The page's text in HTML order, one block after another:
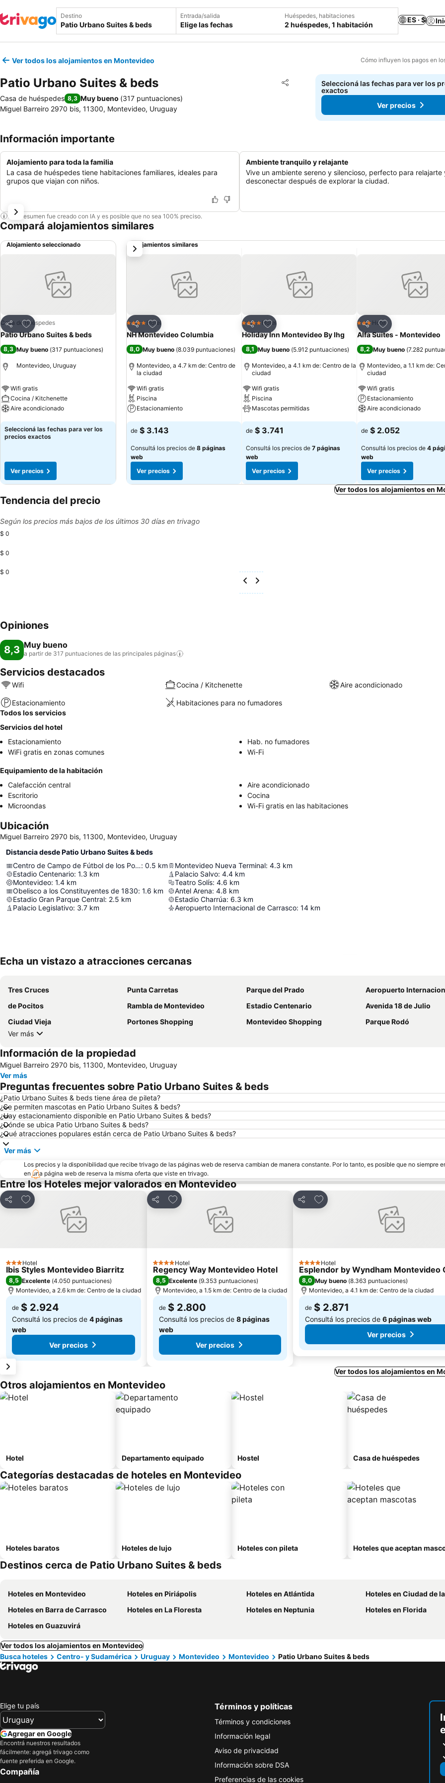
Destino Entrada/salida
Elige las fechas
Huéspedes, habitaciones
2 huéspedes, 1 habitación
ES · $
Ver todos los alojamientos en Montevideo Cómo influyen los pagos en
Patio Urbano Suites & beds Compartir
Añadir a favoritos
Casa de huéspedes 8,3 Muy bueno (317 puntuaciones)
Miguel Barreiro 2970 bis, 11300, Montevideo, Uruguay
Seleccioná las fechas para ver los
exactos
Ver precios
Información importante
Alojamiento para toda la familia
La casa de huéspedes tiene habitaciones familiares, ideales para
grupos que viajan con niños.
Ambiente tranquilo y relajante
Vive un ambiente sereno y silencioso, perfecto para relajarte
desconectar después de explorar la ciudad.
Este resumen fue creado con IA y es posible que no sea 100% preciso.
Compará alojamientos similares
Alojamiento seleccionado
Compartir
Añadir a favoritos
Casa de huéspedes
Patio Urbano Suites & beds
8,3 Muy bueno (317 puntuaciones)
Montevideo, Uruguay
Wifi gratis
Cocina / Kitchenette
Aire acondicionado
Ver precios
Seleccioná las fechas para ver los
precios exactos
Ver precios
Alojamientos similares
Compartir
Añadir a favoritos
4 EstrellasHotel
NH Montevideo Columbia
8,0 Muy bueno (8.039 puntuaciones)
Montevideo, a 4.7 km de: Centro de
la ciudad
Wifi gratis
Piscina
Estacionamiento
Ver precios
de $ 3.143
Consultá los precios de 8 páginas
web
Ver precios
Compartir
Añadir a favoritos
4 EstrellasHotel
Holiday Inn Montevideo By Ihg
8,1 Muy bueno (5.912 puntuaciones)
Montevideo, a 4.1 km de: Centro de la
ciudad
Wifi gratis
Piscina
Mascotas permitidas
Ver precios
de $ 3.741
Consultá los precios de 7 páginas
web
Ver precios
Compartir
Añadir a favoritos
3 Estrellas
Hotel
Alfa Suites - Montevideo
8,2 Muy bueno (7.282
Montevideo, a 1.1 km de:
ciudad
Wifi gratis
Estacionamiento
Aire acondicionado
Ver precios
de $ 2.052
Consultá los precios de 4
web
Ver precios
siguiente
Ver todos los alojamientos en
Tendencia del precio
Según los precios más bajos de los últimos 30 días en trivago
$ 0
$ 0
$ 0
Opiniones
8,3 Muy bueno
a partir de 317 puntuaciones de las principales páginas
Servicios destacados
Wifi Cocina / Kitchenette Aire acondicionado
Estacionamiento
Habitaciones para no fumadores
Todos los servicios
Servicios del hotel
Estacionamiento
Hab. no fumadores
WiFi gratis en zonas comunes
Wi-Fi
Equipamiento de la habitación
Calefacción central
Aire acondicionado
Escritorio
Cocina
Microondas
Wi-Fi gratis en las habitaciones
Ubicación
Miguel Barreiro 2970 bis, 11300, Montevideo, Uruguay
Distancia desde Patio Urbano Suites & beds
Centro de Campo de Fútbol de los Pocitos: 0.5 km
Estadio Centenario: 1.3 km
Montevideo: 1.4 km
Obelisco a los Constituyentes de 1830: 1.6 km
Estadio Gran Parque Central: 2.5 km
Palacio Legislativo: 3.7 km
Montevideo Nueva Terminal: 4.3 km
Palacio Salvo: 4.4 km
Teatro Solís: 4.6 km
Antel Arena: 4.8 km
Estadio Charrúa: 6.3 km
Aeropuerto Internacional de Carrasco: 14 km
Echa un vistazo a atracciones cercanas
Tres Cruces Punta Carretas Parque del Prado
Aeropuerto Internacional de Carrasco General
de Pocitos
Rambla de Montevideo Estadio Centenario
Avenida 18 de Julio
Ciudad Vieja
Portones Shopping Montevideo Shopping
Parque Rodó
Ver más
Información de la propiedad
Miguel Barreiro 2970 bis, 11300, Montevideo, Uruguay
Ver más
Preguntas frecuentes sobre Patio Urbano Suites & beds
¿Patio Urbano Suites & beds tiene área de pileta?
¿Se permiten mascotas en Patio Urbano Suites & beds?
¿Hay estacionamiento disponible en Patio Urbano Suites & beds?
¿Dónde se ubica Patio Urbano Suites & beds?
¿Qué atracciones populares están cerca de Patio Urbano Suites & beds?
Ver más
Los precios y la disponibilidad que recibe trivago de las páginas web de reserva cambian de manera constante. Por lo tanto, es posible que no siempre
en una página web de reserva la misma oferta que viste en trivago.
Entre los Hoteles mejor valorados en Montevideo
Compartir
Añadir a favoritos
3 Estrellas
Hotel
Ibis Styles Montevideo Biarritz
8,5 Excelente (4.050 puntuaciones)
Montevideo, a 2.6 km de: Centro de la ciudad
de $ 2.924
Consultá los precios de 4 páginas
web
Ver precios
Compartir
Añadir a favoritos
4 Estrellas
Hotel
Regency Way Montevideo Hotel
8,5 Excelente (9.353 puntuaciones)
Montevideo, a 1.5 km de: Centro de la ciudad
de $ 2.800
Consultá los precios de 8 páginas
web
Ver precios
Compartir
Añadir a favoritos
4 Estrellas
Hotel
Esplendor by Wyndham Montevideo
8,0 Muy bueno (8.363 puntuaciones)
Montevideo, a 4.1 km de: Centro de la ciudad
de $ 2.871
Consultá los precios de 6 páginas web
Ver precios
Ver todos los alojamientos en
Otros alojamientos en Montevideo
Hotel Departamento equipado Hostel Casa de huéspedes
Categorías destacadas de hoteles en Montevideo
Hoteles baratos Hoteles de lujo Hoteles con pileta Hoteles que aceptan
Destinos cerca de Patio Urbano Suites & beds
Hoteles en Montevideo Hoteles en Piriápolis Hoteles en Atlántida
Hoteles en Ciudad de
Hoteles en Barra de Carrasco
Hoteles en La Floresta Hoteles en Neptunia
Hoteles en Florida
Hoteles en Guazuvirá
Ver todos los alojamientos en Montevideo
Busca hoteles
Centro- y Sudamérica Uruguay Montevideo Montevideo Patio Urbano Suites & beds
Elige tu país
Agregar en Google
Encontrá nuestros resultados
fácilmente: agregá trivago como
fuente preferida en Google.
Compañía
Términos y políticas
Términos y condiciones
Información legal
Aviso de privacidad
Información sobre DSA
Preferencias de las cookies